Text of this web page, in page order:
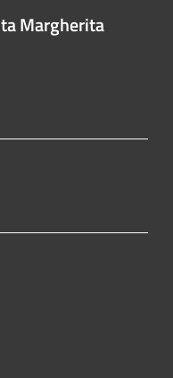
Margherita